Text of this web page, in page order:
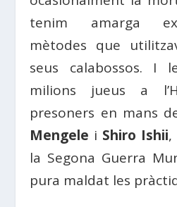
tenim amarga
mètodes que
seus calabossos. I
milions jueus a
presoners en mans
Mengele i Shiro Ishii,
la Segona Guerra
pura maldat les